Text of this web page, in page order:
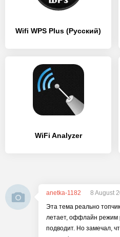
Wifi WPS Plus (Русский)
WiFi Analyzer
anetka-1182
8 August
Эта тема реально
летает, оффлайн режим
подводит. Но замечал,